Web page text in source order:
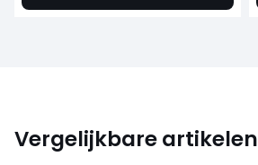
Vergelijkbare artikelen